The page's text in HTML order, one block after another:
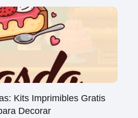
Kits Imprimibles Gratis
Decorar